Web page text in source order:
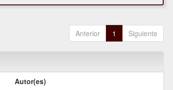
Anterior 1 Siguiente
Autor(es)